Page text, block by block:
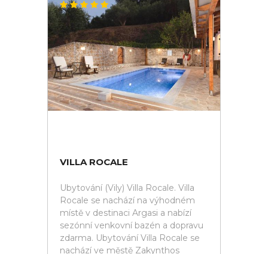
VILLA ROCALE
Ubytování (Vily) Villa Rocale. Villa
Rocale se nachází na výhodném
místě v destinaci Argasi a nabízí
sezónní venkovní bazén a dopravu
zdarma. Ubytování Villa Rocale se
nachází ve městě Zakynthos